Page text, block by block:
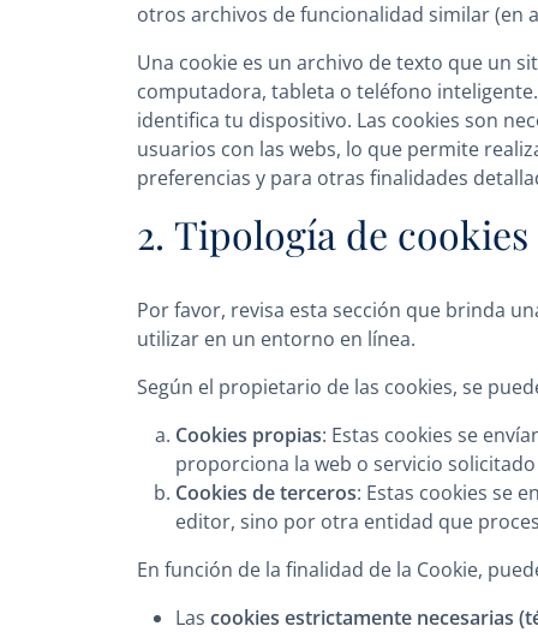
otros archivos de funcionalidad similar (en
Una cookie es un archivo de texto que un
computadora, tableta o teléfono
identifica tu dispositivo. Las cookies son
usuarios con las webs, lo que permite
preferencias y para otras finalidades
2. Tipología de cookies
Por favor, revisa esta sección que brinda
utilizar en un entorno en línea.
Según el propietario de las cookies, se
Cookies propias: Estas cookies se
proporciona la web o servicio
Cookies de terceros: Estas cookies se
editor, sino por otra entidad que
En función de la finalidad de la Cookie,
Las cookies estrictamente necesarias